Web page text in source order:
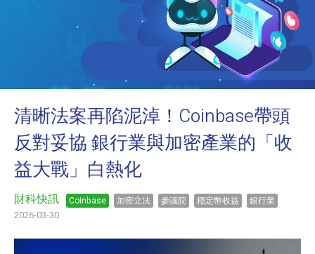
清晰法案再陷泥淖！Coinbase帶頭
反對妥協 銀行業與加密產業的「收
益大戰」白熱化
財科快訊 Coinbase 加密立法 參議院 穩定幣收益 銀行業
2026-03-30